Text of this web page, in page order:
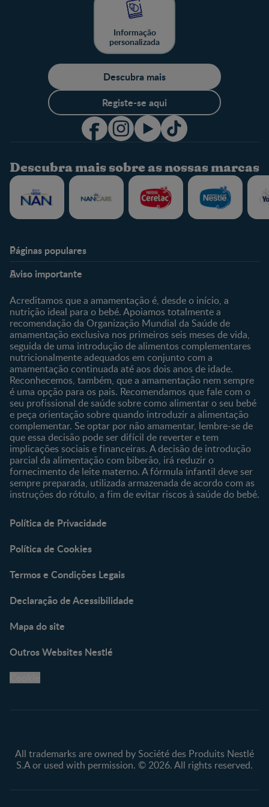
Informação
personalizada
Descubra mais
Registe-se aqui
Descubra mais sobre as nossas marcas
Páginas populares
Sobre Nós
Sobre o Clube
Clube Bebé Nestlé
Entrar/Registe-se
Comprar
Os nossos produtos
As nossas marcas
Aviso importante
Acreditamos que a amamentação é, desde o início, a
nutrição ideal para o bebé. Apoiamos totalmente a
recomendação da Organização Mundial da Saúde de
amamentação exclusiva nos primeiros seis meses de vida,
seguida de uma introdução de alimentos complementares
nutricionalmente adequados em conjunto com a
amamentação continuada até aos dois anos de idade.
Reconhecemos, também, que a amamentação nem sempre
é uma opção para os pais. Recomendamos que fale com o
seu profissional de saúde sobre como alimentar o seu bebé
e peça orientação sobre quando introduzir a alimentação
complementar. Se optar por não amamentar, lembre-se de
que essa decisão pode ser difícil de reverter e tem
implicações sociais e financeiras. A decisão de introdução
parcial da alimentação com biberão, irá reduzir o
fornecimento de leite materno. A fórmula infantil deve ser
sempre preparada, utilizada armazenada de acordo com as
instruções do rótulo, a fim de evitar riscos à saúde do bebé.
Política de Privacidade
Política de Cookies
Termos e Condições Legais
Declaração de Acessibilidade
Mapa do site
Outros Websites Nestlé
All trademarks are owned by Société des Produits Nestlé
S.A or used with permission. © 2026. All rights reserved.